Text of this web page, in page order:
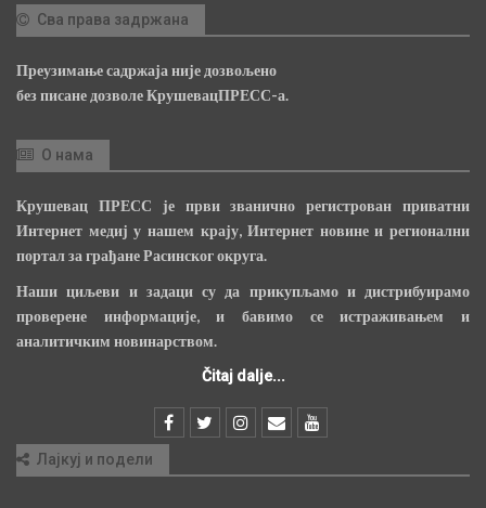
Сва права задржана
Преузимање садржаја није дозвољено
без писане дозволе КрушевацПРЕСС-а.
О нама
Крушевац ПРЕСС је први званично регистрован приватни
Интернет медиј у нашем крају, Интернет новине и регионални
портал за грађане Расинског округа.
Наши циљеви и задаци су да прикупљамо и дистрибуирамо
проверене информације, и бавимо се истраживањем и
аналитичким новинарством.
Čitaj dalje...
Лајкуј и подели